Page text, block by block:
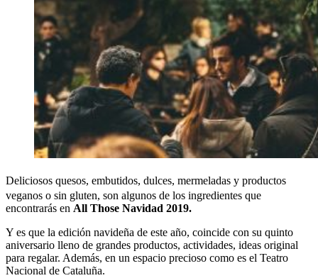
Deliciosos quesos, embutidos, dulces, mermeladas y productos
veganos o sin gluten, son algunos de los ingredientes que
encontrarás en All Those Navidad 2019.
Y es que la edición navideña de este año, coincide con su quinto
aniversario lleno de grandes productos, actividades, ideas original
para regalar. Además, en un espacio precioso como es el Teatro
Nacional de Cataluña.